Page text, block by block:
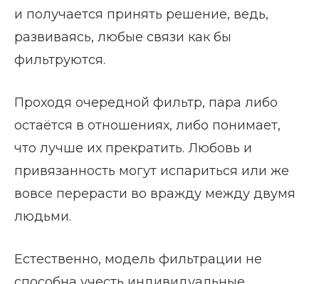
и получается принять решение, ведь,
развиваясь, любые связи как бы
фильтруются.
Проходя очередной фильтр, пара либо
остаётся в отношениях, либо понимает,
что лучше их прекратить. Любовь и
привязанность могут испариться или же
вовсе перерасти во вражду между двумя
людьми.
Естественно, модель фильтрации не